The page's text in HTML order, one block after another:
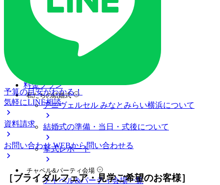
ご予約・お問い合わせ
ブライダルフェア
ブライダルフェア一覧
料金プラン
私たちの結婚式
アニヴェルセル みなとみらい横浜について
結婚式の準備・当日・式後について
挙式レポート
チャペル&パーティ会場
チャペル&パーティ会場一覧
予算の目安がわかる！
気軽にLINE相談
資料請求
お問い合わせ WEBから問い合わせる
［ブライダルフェア・見学ご希望のお客様］